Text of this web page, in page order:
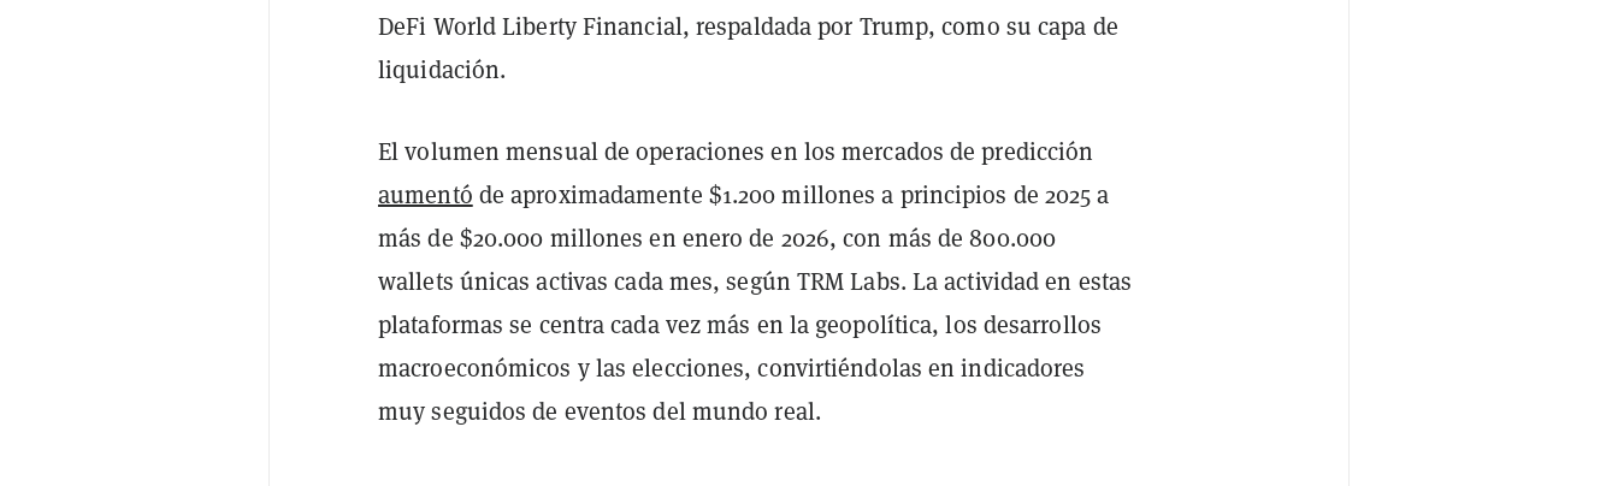
DeFi World Liberty Financial, respaldada por Trump, como su capa de
liquidación.
El volumen mensual de operaciones en los mercados de predicción
aumentó de aproximadamente $1.200 millones a principios de 2025 a
más de $20.000 millones en enero de 2026, con más de 800.000
wallets únicas activas cada mes, según TRM Labs. La actividad en estas
plataformas se centra cada vez más en la geopolítica, los desarrollos
macroeconómicos y las elecciones, convirtiéndolas en indicadores
muy seguidos de eventos del mundo real.